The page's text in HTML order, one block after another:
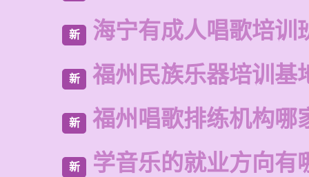
新 海宁有成人唱歌培训
新 福州民族乐器培训基
新 福州唱歌排练机构哪
新 学音乐的就业方向有